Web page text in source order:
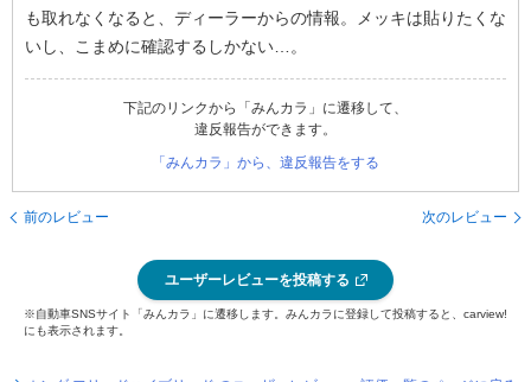
も取れなくなると、ディーラーからの情報。メッキは貼りたくな
いし、こまめに確認するしかない…。
下記のリンクから「みんカラ」に遷移して、
違反報告ができます。
「みんカラ」から、違反報告をする
前のレビュー 次のレビュー
ユーザーレビューを投稿する
※自動車SNSサイト「みんカラ」に遷移します。みんカラに登録して投稿すると、carview!
にも表示されます。